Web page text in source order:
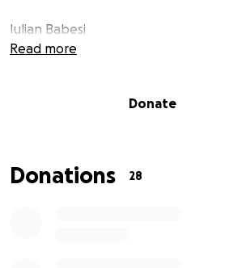
Iulian Babesi
spital. Deoarece cunoastem multi
Pentru mai multe detalii va stau la
Read more
Donate
Donations 28